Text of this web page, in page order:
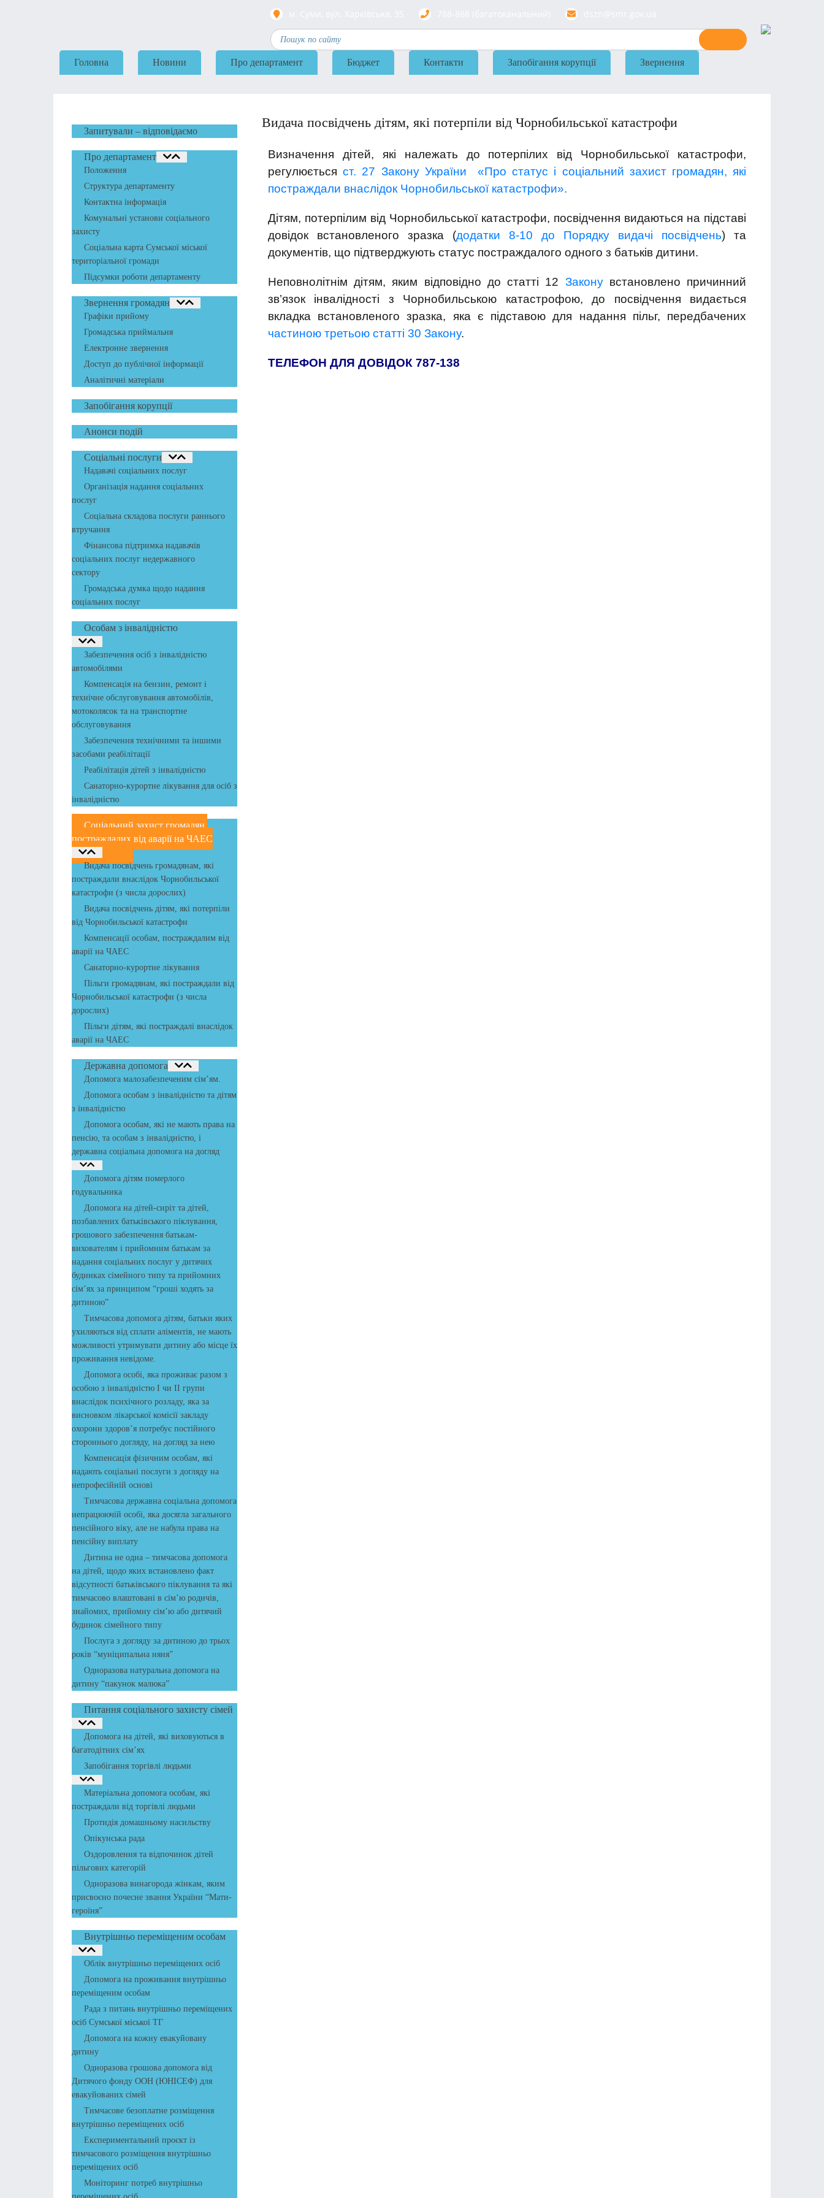
Головна Новини Про департамент Бюджет Контакти Запобігання корупції Звернення
Запитували – відповідаємо
Про департамент
Положення
Структура департаменту
Контактна інформація
Комунальні установи соціального
захисту
Соціальна карта Сумської міської
територіальної громади
Підсумки роботи департаменту
Звернення громадян
Графіки прийому
Громадська приймальня
Електронне звернення
Доступ до публічної інформації
Аналітичні матеріали
Запобігання корупції
Анонси подій
Соціальні послуги
Надавачі соціальних послуг
Організація надання соціальних
послуг
Соціальна складова послуги раннього
втручання
Фінансова підтримка надавачів
соціальних послуг недержавного
сектору
Громадська думка щодо надання
соціальних послуг
Особам з інвалідністю
Забезпечення осіб з інвалідністю
автомобілями
Компенсація на бензин, ремонт і
технічне обслуговування автомобілів,
мотоколясок та на транспортне
обслуговування
Забезпечення технічними та іншими
засобами реабілітації
Реабілітація дітей з інвалідністю
Санаторно-курортне лікування для осіб з
інвалідністю
Соціальний захист громадян,
постраждалих від аварії на ЧАЕС
Видача посвідчень громадянам, які
постраждали внаслідок Чорнобильської
катастрофи (з числа дорослих)
Видача посвідчень дітям, які потерпіли
від Чорнобильської катастрофи
Компенсації особам, постраждалим від
аварії на ЧАЕС
Санаторно-курортне лікування
Пільги громадянам, які постраждали від
Чорнобильської катастрофи (з числа
дорослих)
Пільги дітям, які постраждалі внаслідок
аварії на ЧАЕС
Державна допомога
Допомога малозабезпеченим сім’ям.
Допомога особам з інвалідністю та дітям
з інвалідністю
Допомога особам, які не мають права на
пенсію, та особам з інвалідністю, і
державна соціальна допомога на догляд
Допомога дітям померлого
годувальника
Допомога на дітей-сиріт та дітей,
позбавлених батьківського піклування,
грошового забезпечення батькам-
вихователям і прийомним батькам за
надання соціальних послуг у дитячих
будинках сімейного типу та прийомних
сім’ях за принципом “гроші ходять за
дитиною”
Тимчасова допомога дітям, батьки яких
ухиляються від сплати аліментів, не мають
можливості утримувати дитину або місце їх
проживання невідоме.
Допомога особі, яка проживає разом з
особою з інвалідністю І чи ІІ групи
внаслідок психічного розладу, яка за
висновком лікарської комісії закладу
охорони здоров’я потребує постійного
стороннього догляду, на догляд за нею
Компенсація фізичним особам, які
надають соціальні послуги з догляду на
непрофесійній основі
Тимчасова державна соціальна допомога
непрацюючій особі, яка досягла загального
пенсійного віку, але не набула права на
пенсійну виплату
Дитина не одна – тимчасова допомога
на дітей, щодо яких встановлено факт
відсутності батьківського піклування та які
тимчасово влаштовані в сім’ю родичів,
знайомих, прийомну сім’ю або дитячий
будинок сімейного типу
Послуга з догляду за дитиною до трьох
років “муніципальна няня”
Одноразова натуральна допомога на
дитину “пакунок малюка”
Питання соціального захисту сімей
Допомога на дітей, які виховуються в
багатодітних сім’ях
Запобігання торгівлі людьми
Матеріальна допомога особам, які
постраждали від торгівлі людьми
Протидія домашньому насильству
Опікунська рада
Оздоровлення та відпочинок дітей
пільгових категорій
Одноразова винагорода жінкам, яким
присвоєно почесне звання України “Мати-
героїня”
Внутрішньо переміщеним особам
Облік внутрішньо переміщених осіб
Допомога на проживання внутрішньо
переміщеним особам
Рада з питань внутрішньо переміщених
осіб Сумської міської ТГ
Допомога на кожну евакуйовану
дитину
Одноразова грошова допомога від
Дитячого фонду ООН (ЮНІСЕФ) для
евакуйованих сімей
Тимчасове безоплатне розміщення
внутрішньо переміщених осіб
Експериментальний проєкт із
тимчасового розміщення внутрішньо
переміщених осіб
Моніторинг потреб внутрішньо
Видача посвідчень дітям, які потерпіли від Чорнобильської катастрофи
Визначення дітей, які належать до потерпілих від Чорнобильської катастрофи,
регулюєтьсяст. 27 Закону України «Про статус і соціальний захист громадян, які
постраждали внаслідок Чорнобильської катастрофи».
Дітям, потерпілим від Чорнобильської катастрофи, посвідчення видаються на підставі
довідок встановленого зразка (додатки 8-10 до Порядку видачі посвідчень) та
документів, що підтверджують статус постраждалого одного з батьків дитини.
Неповнолітнім дітям, яким відповідно до статті 12 Законувстановлено причинний
зв’язок інвалідності з Чорнобильською катастрофою, до посвідчення видається
вкладка встановленого зразка, яка є підставою для надання пільг, передбачених
частиною третьою статті 30 Закону.
ТЕЛЕФОН ДЛЯ ДОВІДОК 787-138